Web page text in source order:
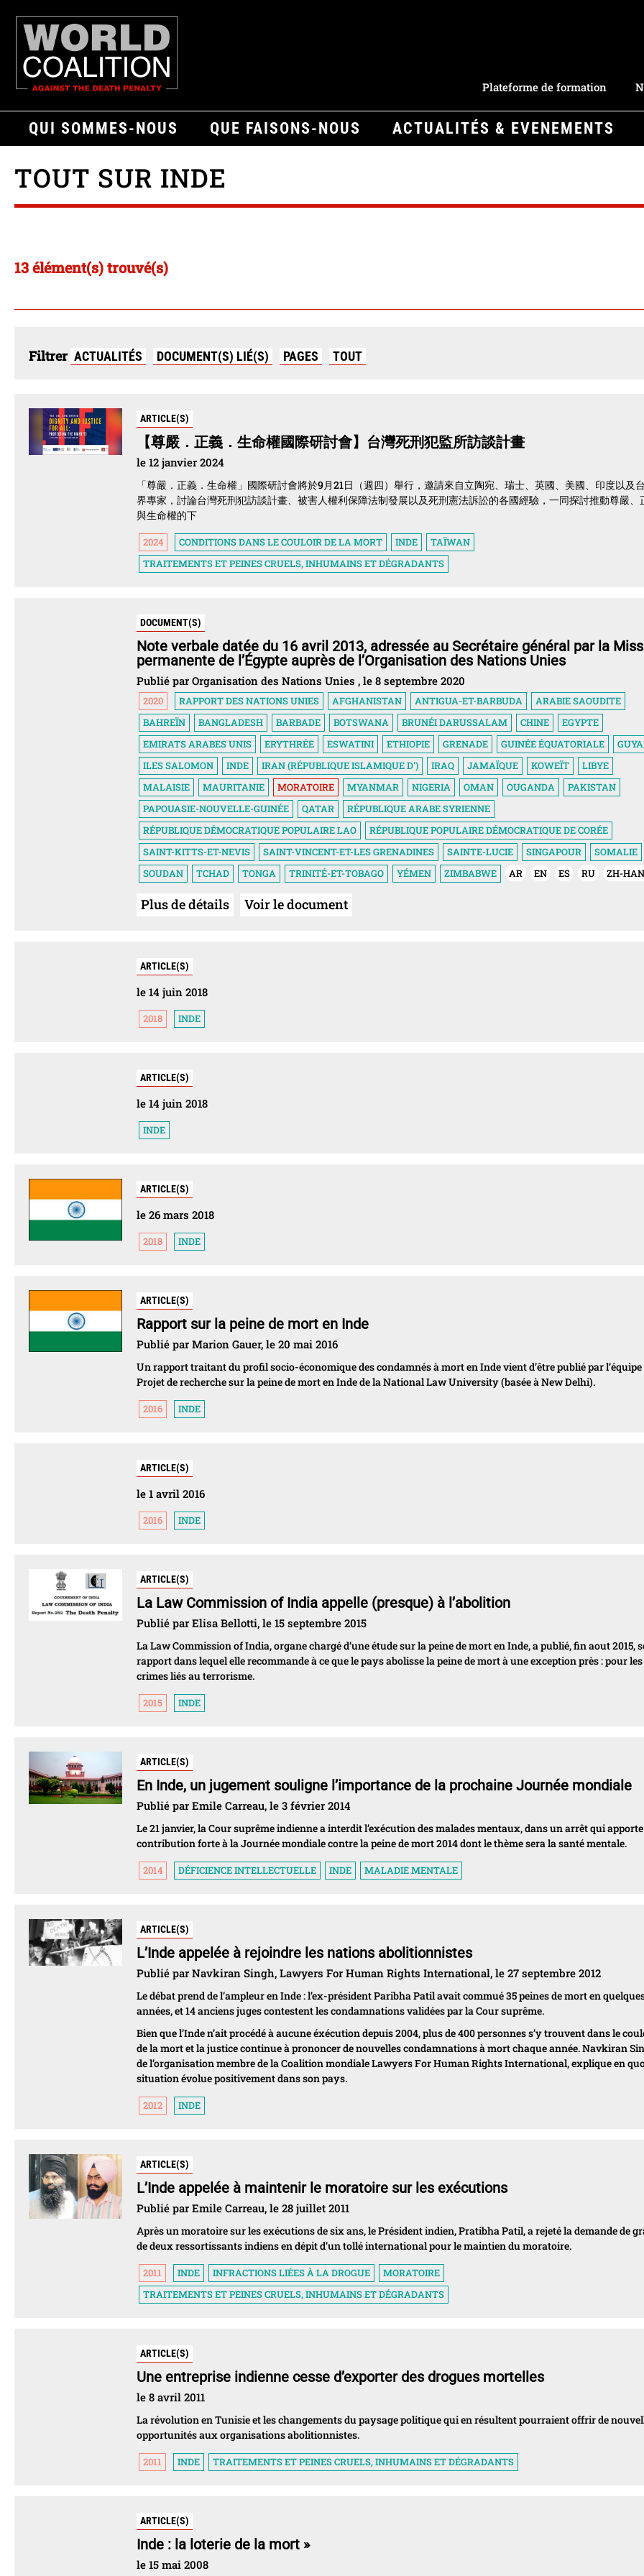
Plateforme de formation
QUI SOMMES-NOUS QUE FAISONS-NOUS ACTUALITÉS & EVENEMENTS
TOUT SUR INDE
13 élément(s) trouvé(s)
Filtrer ACTUALITÉS DOCUMENT(S) LIÉ(S) PAGES TOUT
ARTICLE(S)
【尊嚴．正義．生命權國際研討會】台灣死刑犯監所訪談計畫
le 12 janvier 2024
「尊嚴．正義．生命權」國際研討會將於9月21日（週四）舉行，邀請來自立陶宛、瑞士、英國、美國、印度以及
界專家，討論台灣死刑犯訪談計畫、被害人權利保障法制發展以及死刑憲法訴訟的各國經驗，一同探討推動尊嚴、
與生命權的下
2024 CONDITIONS DANS LE COULOIR DE LA MORT INDE
TAÏWAN
TRAITEMENTS ET PEINES CRUELS, INHUMAINS ET DÉGRADANTS
DOCUMENT(S)
Note verbale datée du 16 avril 2013, adressée au Secrétaire général par la
permanente de l’Égypte auprès de l’Organisation des Nations Unies
Publié par Organisation des Nations Unies , le 8 septembre 2020
2020 RAPPORT DES NATIONS UNIES AFGHANISTAN ANTIGUA-ET-BARBUDA
ARABIE SAOUDITE
BAHREÏN
BANGLADESH BARBADE BOTSWANA BRUNÉI DARUSSALAM CHINE
EGYPTE
EMIRATS ARABES UNIS
ERYTHRÉE ESWATINI ETHIOPIE GRENADE GUINÉE ÉQUATORIALE
ILES SALOMON
INDE IRAN (RÉPUBLIQUE ISLAMIQUE D') IRAQ JAMAÏQUE KOWEÏT
LIBYE
MALAISIE
MAURITANIE MORATOIRE MYANMAR NIGERIA OMAN OUGANDA
PAKISTAN
PAPOUASIE-NOUVELLE-GUINÉE
QATAR
RÉPUBLIQUE ARABE SYRIENNE
RÉPUBLIQUE DÉMOCRATIQUE POPULAIRE LAO
RÉPUBLIQUE POPULAIRE DÉMOCRATIQUE DE CORÉE
SAINT-KITTS-ET-NEVIS
SAINT-VINCENT-ET-LES GRENADINES SAINTE-LUCIE SINGAPOUR
SOMALIE
SOUDAN
TCHAD TONGA TRINITÉ-ET-TOBAGO YÉMEN ZIMBABWE AR EN ES RU ZH-
Plus de détails Voir le document
ARTICLE(S)
le 14 juin 2018
2018 INDE
ARTICLE(S)
le 14 juin 2018
INDE
ARTICLE(S)
le 26 mars 2018
2018 INDE
ARTICLE(S)
Rapport sur la peine de mort en Inde
Publié par Marion Gauer, le 20 mai 2016
Un rapport traitant du profil socio-économique des condamnés à mort en Inde vient d’être publié par
Projet de recherche sur la peine de mort en Inde de la National Law University (basée à New Delhi).
2016 INDE
ARTICLE(S)
le 1 avril 2016
2016 INDE
ARTICLE(S)
La Law Commission of India appelle (presque) à l’abolition
Publié par Elisa Bellotti, le 15 septembre 2015
La Law Commission of India, organe chargé d’une étude sur la peine de mort en Inde, a publié, fin aout 2015,
rapport dans lequel elle recommande à ce que le pays abolisse la peine de mort à une exception près : pour les
crimes liés au terrorisme.
2015 INDE
ARTICLE(S)
En Inde, un jugement souligne l’importance de la prochaine Journée mondiale
Publié par Emile Carreau, le 3 février 2014
Le 21 janvier, la Cour suprême indienne a interdit l’exécution des malades mentaux, dans un arrêt qui
contribution forte à la Journée mondiale contre la peine de mort 2014 dont le thème sera la santé mentale.
2014 DÉFICIENCE INTELLECTUELLE INDE MALADIE MENTALE
ARTICLE(S)
L’Inde appelée à rejoindre les nations abolitionnistes
Publié par Navkiran Singh, Lawyers For Human Rights International, le 27 septembre 2012
Le débat prend de l’ampleur en Inde : l’ex-président Paribha Patil avait commué 35 peines de mort en
années, et 14 anciens juges contestent les condamnations validées par la Cour suprême.
Bien que l’Inde n’ait procédé à aucune éxécution depuis 2004, plus de 400 personnes s’y trouvent dans le
de la mort et la justice continue à prononcer de nouvelles condamnations à mort chaque année. Navkiran
de l’organisation membre de la Coalition mondiale Lawyers For Human Rights International, explique en
situation évolue positivement dans son pays.
2012 INDE
ARTICLE(S)
L’Inde appelée à maintenir le moratoire sur les exécutions
Publié par Emile Carreau, le 28 juillet 2011
Après un moratoire sur les exécutions de six ans, le Président indien, Pratibha Patil, a rejeté la demande de
de deux ressortissants indiens en dépit d’un tollé international pour le maintien du moratoire.
2011 INDE INFRACTIONS LIÉES À LA DROGUE
MORATOIRE
TRAITEMENTS ET PEINES CRUELS, INHUMAINS ET DÉGRADANTS
ARTICLE(S)
Une entreprise indienne cesse d’exporter des drogues mortelles
le 8 avril 2011
La révolution en Tunisie et les changements du paysage politique qui en résultent pourraient offrir de
opportunités aux organisations abolitionnistes.
2011 INDE TRAITEMENTS ET PEINES CRUELS, INHUMAINS ET DÉGRADANTS
ARTICLE(S)
Inde : la loterie de la mort »
le 15 mai 2008